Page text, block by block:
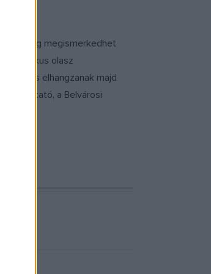
megismerkedhet
ikonikus olasz
is elhangzanak majd
Liszt-kutató, a Belvárosi